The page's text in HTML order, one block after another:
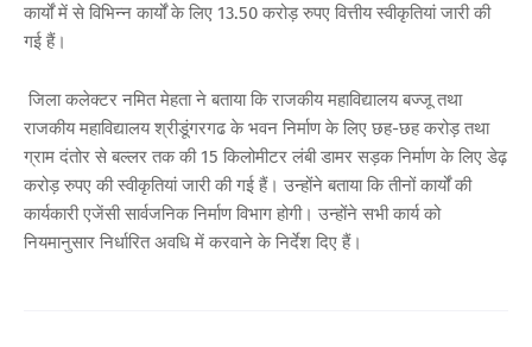
कार्यों में से विभिन्न कार्यों के लिए 13.50 करोड़ रुपए वित्तीय स्वीकृतियां जारी की
गई हैं।
जिला कलेक्टर नमित मेहता ने बताया कि राजकीय महाविद्यालय बज्जू तथा
राजकीय महाविद्यालय श्रीडूंगरगढ के भवन निर्माण के लिए छह-छह करोड़ तथा
ग्राम दंतोर से बल्लर तक की 15 किलोमीटर लंबी डामर सड़क निर्माण के लिए डेढ़
करोड़ रुपए की स्वीकृतियां जारी की गई हैं। उन्होंने बताया कि तीनों कार्यों की
कार्यकारी एजेंसी सार्वजनिक निर्माण विभाग होगी। उन्होंने सभी कार्य को
नियमानुसार निर्धारित अवधि में करवाने के निर्देश दिए हैं।